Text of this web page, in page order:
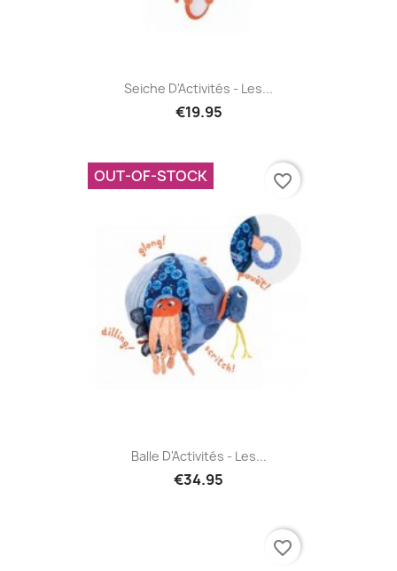
Seiche D'Activités - Les...
€19.95
Balle D'Activités - Les...
€34.95
OUT-OF-STOCK favorite_border
favorite_border